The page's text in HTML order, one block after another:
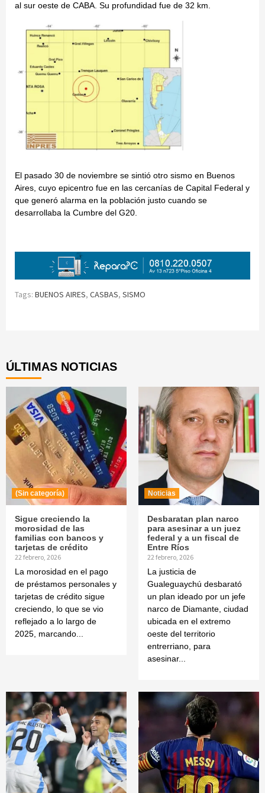
al sur oeste de CABA. Su profundidad fue de 32 km.
El pasado 30 de noviembre se sintió otro sismo en Buenos
Aires, cuyo epicentro fue en las cercanías de Capital Federal y
que generó alarma en la población justo cuando se
desarrollaba la Cumbre del G20.
Tags: BUENOS AIRES, CASBAS, SISMO
ÚLTIMAS NOTICIAS
(Sin categoría)
Sigue creciendo la
morosidad de las
familias con bancos y
tarjetas de crédito
22 febrero, 2026
La morosidad en el pago
de préstamos personales y
tarjetas de crédito sigue
creciendo, lo que se vio
reflejado a lo largo de
2025, marcando...
Noticias
Desbaratan plan narco
para asesinar a un juez
federal y a un fiscal de
Entre Ríos
22 febrero, 2026
La justicia de
Gualeguaychú desbarató
un plan ideado por un jefe
narco de Diamante, ciudad
ubicada en el extremo
oeste del territorio
entrerriano, para
asesinar...